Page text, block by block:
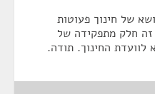
של חינוך פעוטות
זה חלק מתפקידה של
לוועדת החינוך. תודה.